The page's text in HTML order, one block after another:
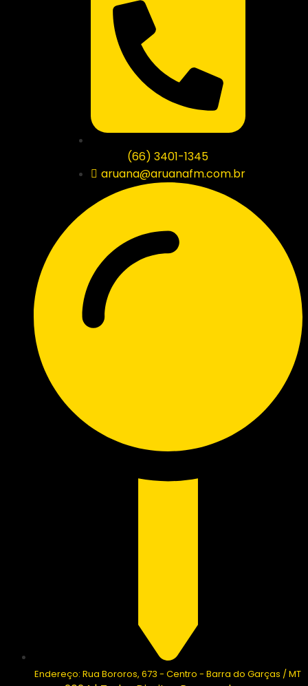
(66) 3401-1345
aruana@aruanafm.com.br
Endereço: Rua Bororos, 673 - Centro - Barra do Garças / MT